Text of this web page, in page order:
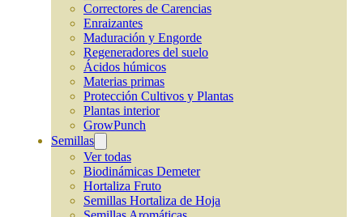
Correctores de Carencias
Enraizantes
Maduración y Engorde
Regeneradores del suelo
Ácidos húmicos
Materias primas
Protección Cultivos y Plantas
Plantas interior
GrowPunch
Semillas
Ver todas
Biodinámicas Demeter
Hortaliza Fruto
Semillas Hortaliza de Hoja